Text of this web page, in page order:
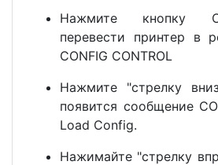
Нажмите кнопку
перевести принтер в
CONFIG CONTROL
Нажмите "стрелку
появится сообщение
Load Config.
Нажимайте "стрелку